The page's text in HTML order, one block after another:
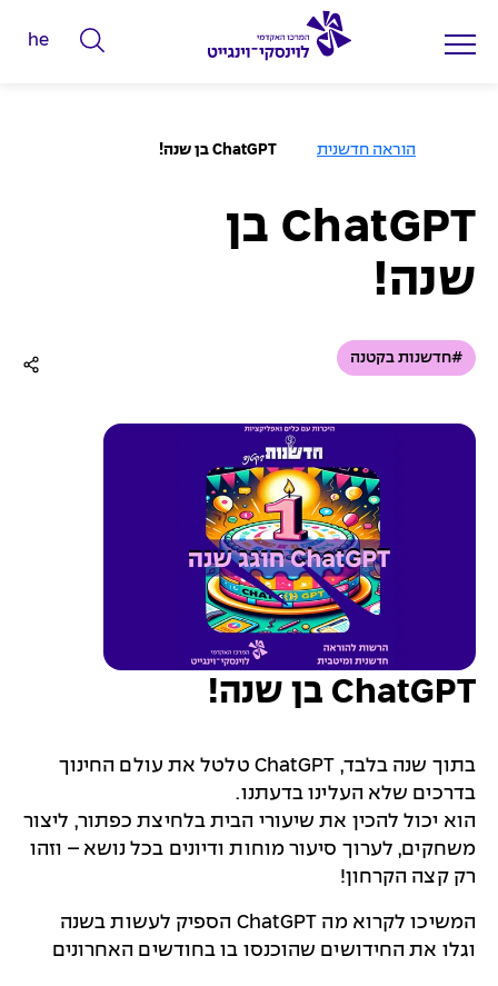
ה
he
ה
הוראה חדשנית ChatGPT בן שנה!
ChatGPT בן
שנה!
#חדשנות בקטנה
ChatGPT בן שנה!
בתוך שנה בלבד, ChatGPT טלטל את עולם החינוך
בדרכים שלא העלינו בדעתנו.
הוא יכול להכין את שיעורי הבית בלחיצת כפתור, ליצור
משחקים, לערוך סיעור מוחות ודיונים בכל נושא – וזהו
רק קצה הקרחון!
המשיכו לקרוא מה ChatGPT הספיק לעשות בשנה
וגלו את החידושים שהוכנסו בו בחודשים האחרונים